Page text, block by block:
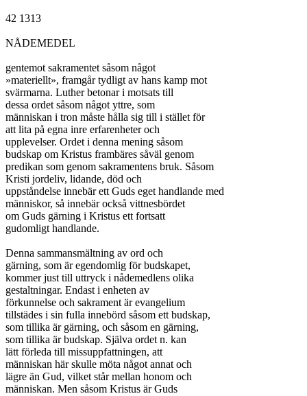
42 1313
NÅDEMEDEL
gentemot sakramentet såsom något
»materiellt», framgår tydligt av hans kamp mot
svärmarna. Luther betonar i motsats till
dessa ordet såsom något yttre, som
människan i tron måste hålla sig till i stället för
att lita på egna inre erfarenheter och
upplevelser. Ordet i denna mening såsom
budskap om Kristus frambäres såväl genom
predikan som genom sakramentens bruk. Såsom
Kristi jordeliv, lidande, död och
uppståndelse innebär ett Guds eget handlande med
människor, så innebär också vittnesbördet
om Guds gärning i Kristus ett fortsatt
gudomligt handlande.
Denna sammansmältning av ord och
gärning, som är egendomlig för budskapet,
kommer just till uttryck i nådemedlens olika
gestaltningar. Endast i enheten av
förkunnelse och sakrament är evangelium
tillstädes i sin fulla innebörd såsom ett budskap,
som tillika är gärning, och såsom en gärning,
som tillika är budskap. Själva ordet n. kan
lätt förleda till missuppfattningen, att
människan här skulle möta något annat och
lägre än Gud, vilket står mellan honom och
människan. Men såsom Kristus är Guds